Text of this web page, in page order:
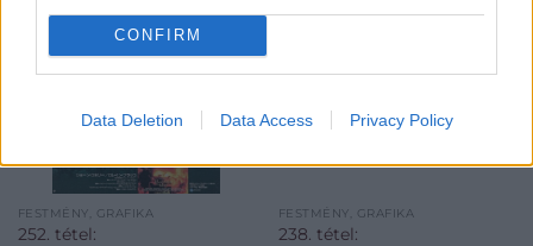
CONFIRM
Data Deletion Data Access Privacy Policy
FESTMÉNY, GRAFIKA
252. tétel:
FESTMÉNY, GRAFIKA
238. tétel: